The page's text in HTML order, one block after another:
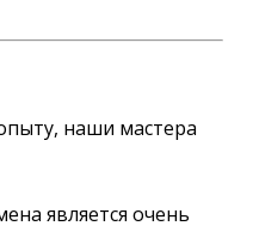
наши мастера
является очень